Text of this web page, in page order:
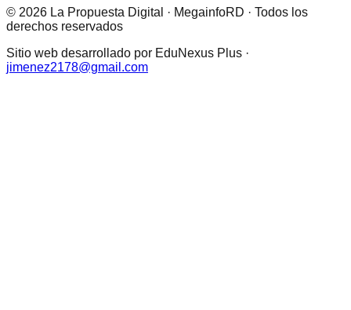
© 2026 La Propuesta Digital · MegainfoRD · Todos los
derechos reservados
Sitio web desarrollado por EduNexus Plus ·
jimenez2178@gmail.com